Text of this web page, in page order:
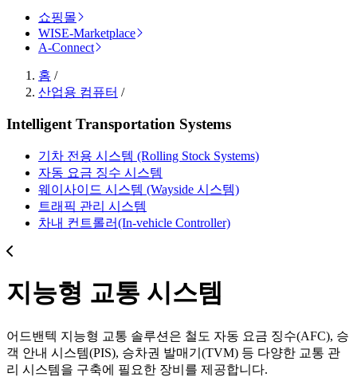
쇼핑몰
WISE-Marketplace
A-Connect
홈 /
산업용 컴퓨터 /
Intelligent Transportation Systems
기차 전용 시스템 (Rolling Stock Systems)
자동 요금 징수 시스템
웨이사이드 시스템 (Wayside 시스템)
트래픽 관리 시스템
차내 컨트롤러(In-vehicle Controller)
지능형 교통 시스템
어드밴텍 지능형 교통 솔루션은 철도 자동 요금 징수(AFC), 승
객 안내 시스템(PIS), 승차권 발매기(TVM) 등 다양한 교통 관
리 시스템을 구축에 필요한 장비를 제공합니다.